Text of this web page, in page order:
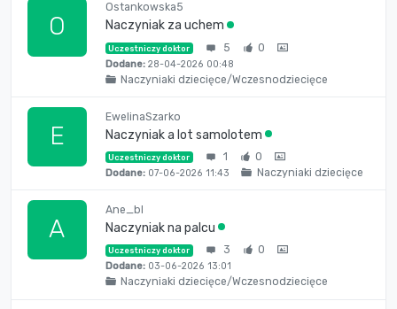
O
Ostankowska5
Naczyniak za uchem
Uczestniczy doktor 5 0
Dodane:28-04-2026 00:48
Naczyniaki dziecięce/Wczesnodziecięce
E
EwelinaSzarko
Naczyniak a lot samolotem
Uczestniczy doktor 1 0
Dodane:07-06-2026 11:43 Naczyniaki dziecięce
A
Ane_bl
Naczyniak na palcu
Uczestniczy doktor 3 0
Dodane:03-06-2026 13:01
Naczyniaki dziecięce/Wczesnodziecięce